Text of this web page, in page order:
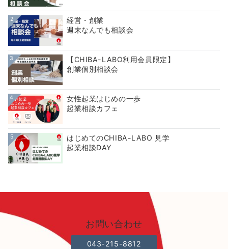
2
経営・創業
週末なんでも相談会
3
【CHIBA-LABO利用会員限定】
創業個別相談会
4
女性起業はじめの一歩
起業相談カフェ
5
はじめてのCHIBA-LABO 見学
起業相談DAY
お問い合わせ
043-215-8812